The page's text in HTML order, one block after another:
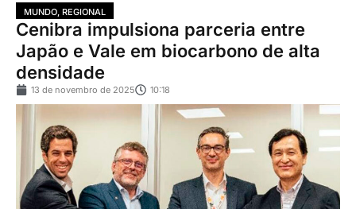
MUNDO, REGIONAL
Cenibra impulsiona parceria entre
Japão e Vale em biocarbono de alta
densidade
13 de novembro de 2025 10:18